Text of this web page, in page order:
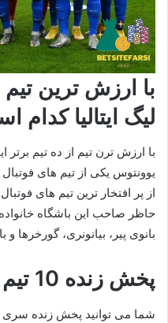
لیگ ایتالیا کدام
با ارزش ترن تیم از ده تیم برتر
یوونتوس یکی از تیم های
از پر افتخار ترین تیم های
حاظر صاحب این باشگاه
بانوی پیر، بیانونری، گورخرها
پخش زنده 10 تیم برتر لیگ ایتالیا
شما می توانید پخش زنده سری آ